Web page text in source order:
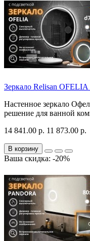
Зеркало Relisan OFELIA
Настенное зеркало
решение для ванной
14 841.00 р. 11 873.00 р.
В корзину
Ваша скидка: -20%